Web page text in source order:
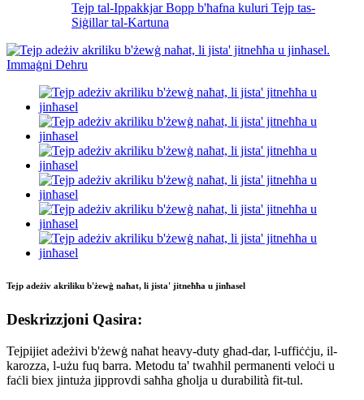
Tejp tal-Ippakkjar Bopp b'ħafna kuluri Tejp tas-
Siġillar tal-Kartuna
Tejp adeżiv akriliku b'żewġ naħat, li jista' jitneħħa u jinħasel
Deskrizzjoni Qasira:
Tejpijiet adeżivi b'żewġ naħat heavy-duty għad-dar, l-uffiċċju, il-
karozza, l-użu fuq barra. Metodu ta' twaħħil permanenti veloċi u
faċli biex jintuża jipprovdi saħħa għolja u durabilità fit-tul.